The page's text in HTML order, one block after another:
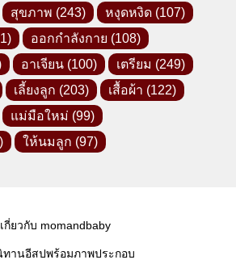
สุขภาพ (243) หงุดหงิด (107)
ออกกำลังกาย (108)
อาเจียน (100) เตรียม (249)
เลี้ยงลูก (203) เสื้อผ้า (122)
แม่มือใหม่ (99)
ให้นมลูก (97)
เกี่ยวกับ momandbaby
ทานอีสปพร้อมภาพประกอบ